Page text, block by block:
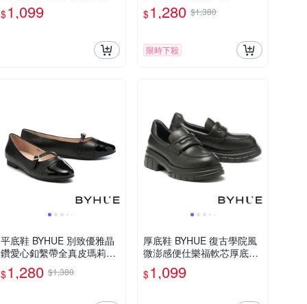
$1,099
$1,280 $1,380
限時下殺
平底鞋 BYHUE 別致優雅晶
鑽愛心釦繫帶全真皮瑪莉珍
軟芯Q底平底鞋－黑
$1,280 $1,380
厚底鞋 BYHUE 復古學院風
微澎感便仕樂福軟芯厚底鞋
－黑
$1,099